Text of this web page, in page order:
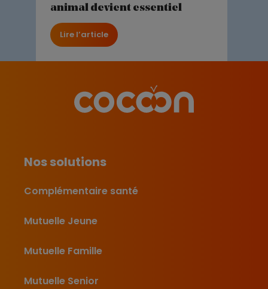
animal devient essentiel
Lire l’article
Nos solutions
Complémentaire santé
Mutuelle Jeune
Mutuelle Famille
Mutuelle Senior